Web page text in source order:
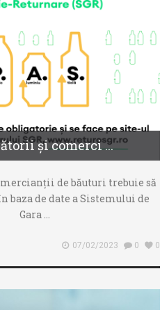
și comerci ...
de băuturi trebuie să
baza de date a Sistemului de
Gara ...
07/02/2023 0 0